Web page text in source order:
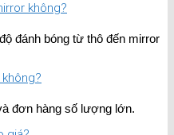
không?
đánh bóng từ thô đến mirror
đơn hàng số lượng lớn.